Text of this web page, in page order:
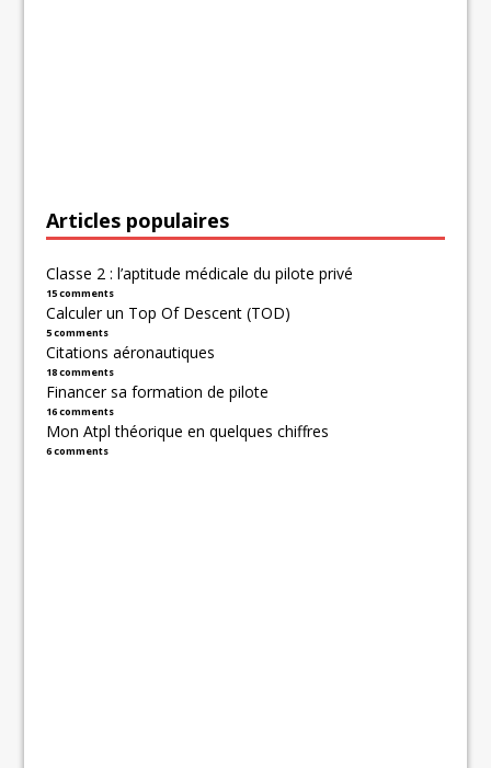
Articles populaires
Classe 2 : l’aptitude médicale du pilote privé
15 comments
Calculer un Top Of Descent (TOD)
5 comments
Citations aéronautiques
18 comments
Financer sa formation de pilote
16 comments
Mon Atpl théorique en quelques chiffres
6 comments